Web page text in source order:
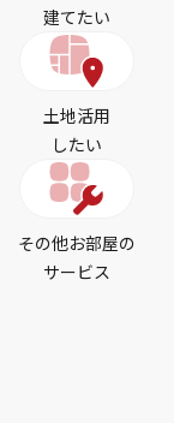
建てたい
土地活用
したい
その他お部屋の
サービス